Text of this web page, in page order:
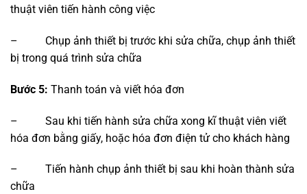
thuật viên tiến hành công việc
– Chụp ảnh thiết bị trước khi sửa chữa, chụp ảnh thiết
bị trong quá trình sửa chữa
Bước 5: Thanh toán và viết hóa đơn
– Sau khi tiến hành sửa chữa xong kĩ thuật viên viết
hóa đơn bằng giấy, hoặc hóa đơn điện tử cho khách hàng
– Tiến hành chụp ảnh thiết bị sau khi hoàn thành sửa
chữa